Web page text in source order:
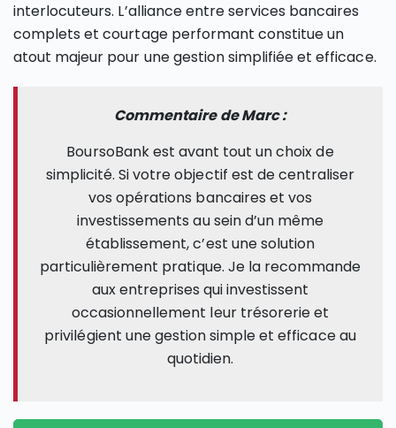
interlocuteurs. L’alliance entre services bancaires
complets et courtage performant constitue un
atout majeur pour une gestion simplifiée et efficace.
Commentaire de Marc :
BoursoBank est avant tout un choix de
simplicité. Si votre objectif est de centraliser
vos opérations bancaires et vos
investissements au sein d’un même
établissement, c’est une solution
particulièrement pratique. Je la recommande
aux entreprises qui investissent
occasionnellement leur trésorerie et
privilégient une gestion simple et efficace au
quotidien.